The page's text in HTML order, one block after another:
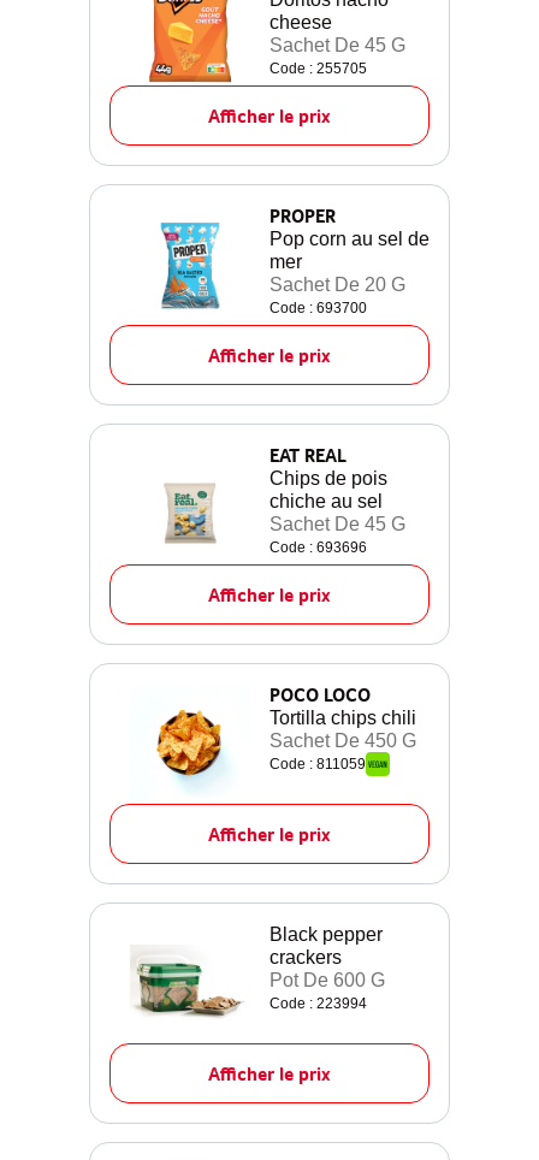
cheese
Sachet De 45 G
Code : 255705
Afficher le prix
PROPER
Pop corn au sel de
mer
Sachet De 20 G
Code : 693700
Afficher le prix
EAT REAL
Chips de pois
chiche au sel
Sachet De 45 G
Code : 693696
Afficher le prix
POCO LOCO
Tortilla chips chili
Sachet De 450 G
Code : 811059
Afficher le prix
Black pepper
crackers
Pot De 600 G
Code : 223994
Afficher le prix